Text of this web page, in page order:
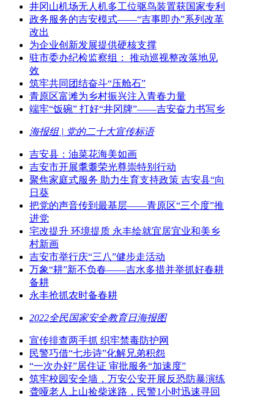
井冈山机场无人机多工位驱鸟装置获国家专利
政务服务的吉安模式——“吉事即办”系列改革
改出
为企业创新发展提供硬核支撑
驻市委办纪检监察组： 推动巡视整改落地见
效
筑牢共同团结奋斗“压舱石”
青原区富滩为乡村振兴注入青春力量
端牢“饭碗” 打好“井冈牌”——吉安奋力书写乡
海报组 | 党的二十大宣传标语
吉安县：油菜花海美如画
吉安市开展耄耋荣光尊崇特别行动
聚焦家庭式服务 助力生育支持政策 吉安县“向
日葵
把党的声音传到最基层——青原区“三个度”推
进党
宅改提升 环境提质 永丰绘就宜居宜业和美乡
村新画
吉安市举行庆“三八”健步走活动
万象“耕”新不负春——吉水多措并举抓好春耕
备耕
永丰抢抓农时备春耕
2022全民国家安全教育日海报图
宣传排查两手抓 织牢禁毒防护网
民警巧借“七步诗”化解兄弟积怨
“一次办好”居住证 审批服务“加速度”
筑牢校园安全墙，万安公安开展反恐防暴演练
聋哑老人上山捡柴迷路，民警1小时迅速寻回